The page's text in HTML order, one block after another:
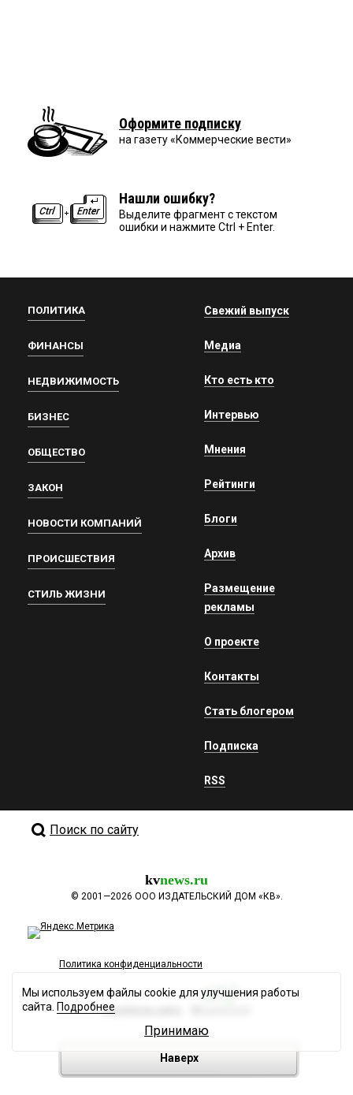
Оформите подписку
на газету «Коммерческие вести»
Нашли ошибку?
Выделите фрагмент с текстом
ошибки и нажмите Ctrl + Enter.
ПОЛИТИКА
ФИНАНСЫ
НЕДВИЖИМОСТЬ
БИЗНЕС
ОБЩЕСТВО
ЗАКОН
НОВОСТИ КОМПАНИЙ
ПРОИСШЕСТВИЯ
СТИЛЬ ЖИЗНИ
Свежий выпуск
Медиа
Кто есть кто
Интервью
Мнения
Рейтинги
Блоги
Архив
Размещение
рекламы
О проекте
Контакты
Стать блогером
Подписка
RSS
Поиск по сайту
kvnews.ru
© 2001—2026 ООО ИЗДАТЕЛЬСКИЙ ДОМ «КВ».
Политика конфиденциальности
Разработка сайта
Наверх
Мы используем файлы cookie для улучшения работы
сайта. Подробнее
Принимаю